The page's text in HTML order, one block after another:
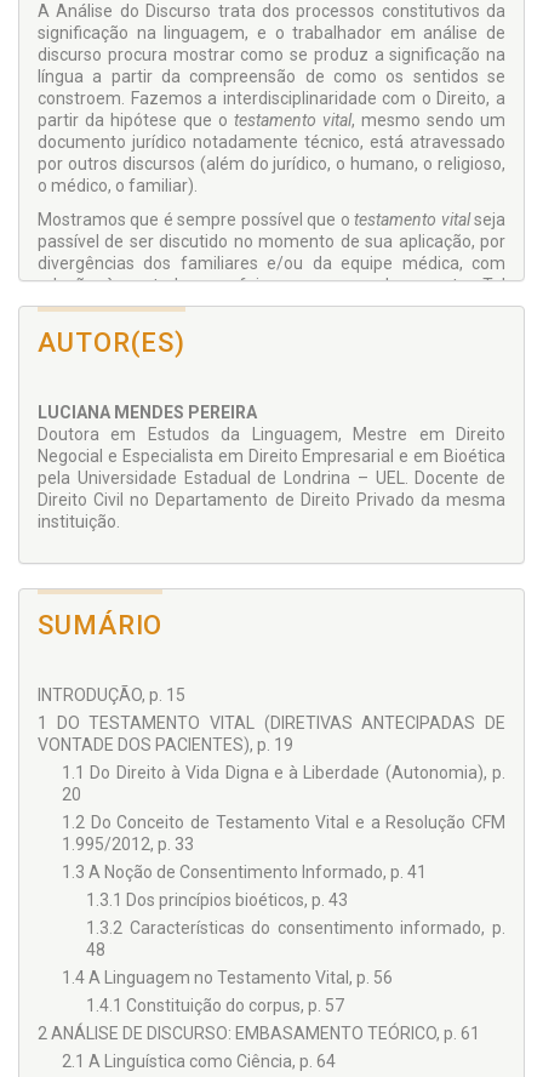
A Análise do Discurso trata dos processos constitutivos da
significação na linguagem, e o trabalhador em análise de
discurso procura mostrar como se produz a significação na
língua a partir da compreensão de como os sentidos se
constroem. Fazemos a interdisciplinaridade com o Direito, a
partir da hipótese que o testamento vital, mesmo sendo um
documento jurídico notadamente técnico, está atravessado
por outros discursos (além do jurídico, o humano, o religioso,
o médico, o familiar).
Mostramos que é sempre possível que otestamento vitalseja
passível de ser discutido no momento de sua aplicação, por
divergências dos familiares e/ou da equipe médica, com
relação à vontade que foi expressa no documento. Tal
situação pode ser levada ao Poder Judiciário para decisão. E,
assim, comprovamos que se o profissional do Direito tiver
conhecimento em Análise de Discurso, a interpretação será
contribui de maneira significativa para a área jurídica.
AUTOR(ES)
LUCIANA MENDES PEREIRA
Doutora em Estudos da Linguagem, Mestre em Direito
Negocial e Especialista em Direito Empresarial e em Bioética
pela Universidade Estadual de Londrina – UEL. Docente de
Direito Civil no Departamento de Direito Privado da mesma
instituição.
SUMÁRIO
INTRODUÇÃO, p. 15
1 DO TESTAMENTO VITAL (DIRETIVAS ANTECIPADAS DE
VONTADE DOS PACIENTES), p. 19
1.1 Do Direito à Vida Digna e à Liberdade (Autonomia), p.
20
1.2 Do Conceito de Testamento Vital e a Resolução CFM
1.995/2012, p. 33
1.3 A Noção de Consentimento Informado, p. 41
1.3.1 Dos princípios bioéticos, p. 43
1.3.2 Características do consentimento informado, p.
48
1.4 A Linguagem no Testamento Vital, p. 56
1.4.1 Constituição do corpus, p. 57
2 ANÁLISE DE DISCURSO: EMBASAMENTO TEÓRICO, p. 61
2.1 A Linguística como Ciência, p. 64